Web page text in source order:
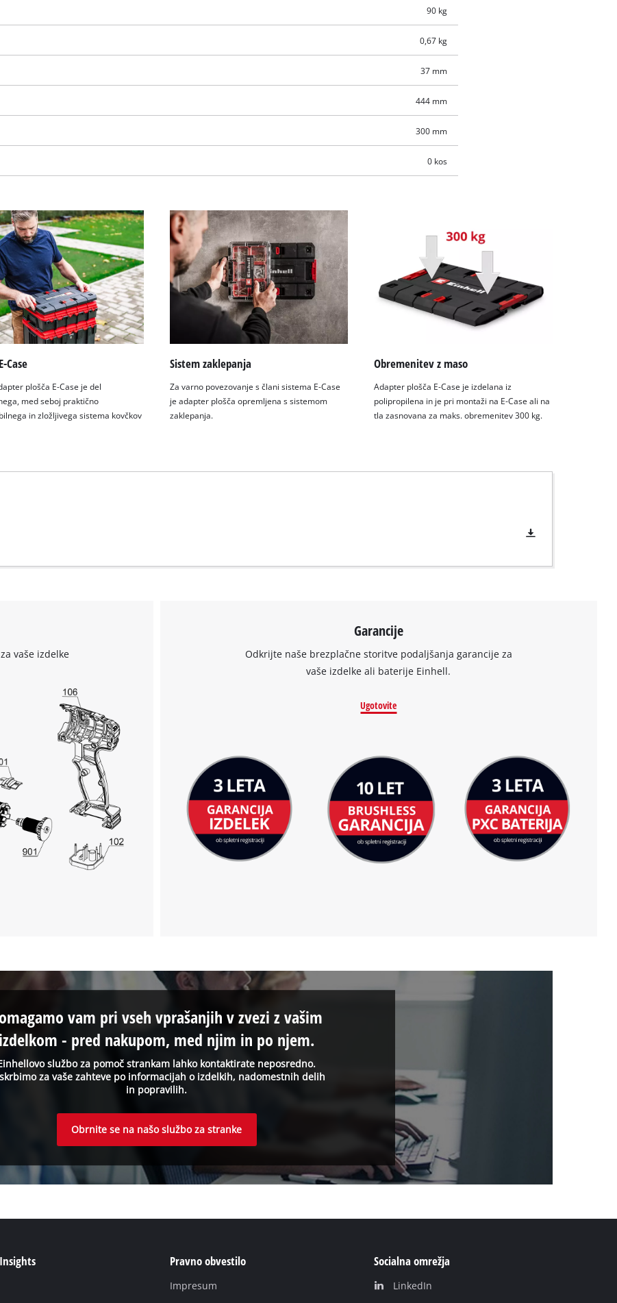
Za nalaganje storitve Google Maps
to the list of technologies used.
Powered by Usercentrics Consent
Management Platform
90 kg
0,67 kg
37 mm
444 mm
300 mm
0 kos
Case
plošča E-Case je del
med seboj praktično
in zložljivega sistema kovčkov
Sistem zaklepanja
Za varno povezovanje s člani sistema E-Case
je adapter plošča opremljena s sistemom
zaklepanja.
Obremenitev z maso
Adapter plošča E-Case je izdelana iz
polipropilena in je pri montaži na E-Case ali na
tla zasnovana za maks. obremenitev 300 kg.
vaše izdelke
Garancije
Odkrijte naše brezplačne storitve podaljšanja garancije za
vaše izdelke ali baterije Einhell.
Ugotovite
službo za pomoč strankam lahko kontaktirate neposredno.
za vaše zahteve po informacijah o izdelkih, nadomestnih delih
in popravilih.
vam pri vseh vprašanjih v zvezi z vašim
izdelkom - pred nakupom, med njim in po njem.
Obrnite se na našo službo za stranke
Pravno obvestilo
Impresum
Socialna omrežja
LinkedIn